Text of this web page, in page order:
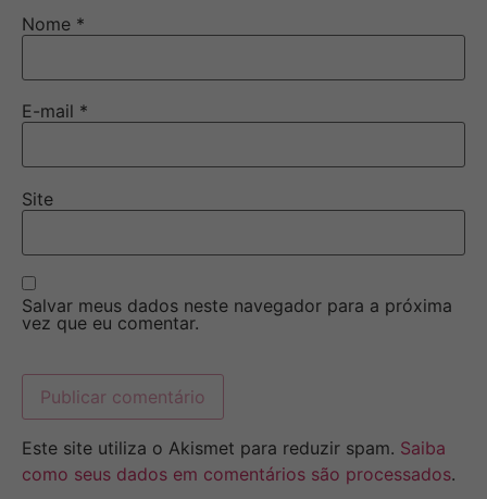
Nome *
E-mail *
Site
Salvar meus dados neste navegador para a próxima
vez que eu comentar.
Este site utiliza o Akismet para reduzir spam. Saiba
como seus dados em comentários são processados.